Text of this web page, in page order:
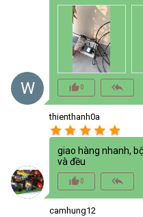
W thumb_up_alt0 reply_all
thienthanh0a
star star star star star
giao hàng nhanh,
và đều
thumb_up_alt0 reply_all
camhung12